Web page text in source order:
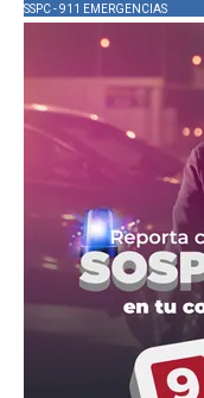
SSPC - 911 EMERGENCIAS